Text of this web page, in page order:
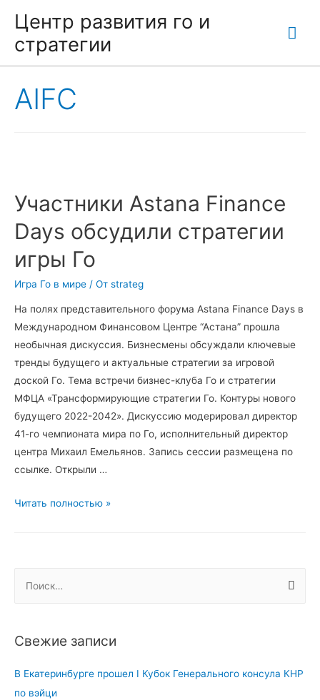
Центр развития го и
стратегии
AIFC
Участники Astana Finance
Days обсудили стратегии
игры Го
Игра Го в мире / От strateg
На полях представительного форума Astana Finance Days в
Международном Финансовом Центре “Астана” прошла
необычная дискуссия. Бизнесмены обсуждали ключевые
тренды будущего и актуальные стратегии за игровой
доской Го. Тема встречи бизнес-клуба Го и стратегии
МФЦА «Трансформирующие стратегии Го. Контуры нового
будущего 2022-2042». Дискуссию модерировал директор
41-го чемпионата мира по Го, исполнительный директор
центра Михаил Емельянов. Запись сессии размещена по
ссылке. Открыли …
Участники
стратегии
Читать полностью »
т
:
Свежие записи
В Екатеринбурге прошел I Кубок Генерального консула КНР
по вэйци